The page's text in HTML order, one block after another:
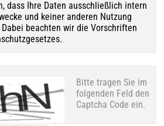
dass Ihre Daten ausschließlich intern
und keiner anderen Nutzung
beachten wir die Vorschriften
Bitte tragen Sie im
folgenden Feld den
Captcha Code ein.